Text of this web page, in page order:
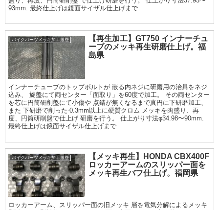
93mm. 最終仕上げは鏡面サイザル仕上げまで
バイクパーツメッキ加工履歴
【再生加工】GT750 インナーチュ
ーブのメッキ再生研磨仕上げ。福
島県
インナーチューブのトップボルトが 嵌る内ネジに研磨用の治具をネジ
込み、 旋盤にて両センター「面取り」を60度で加工。 その両センター
を芯に円筒研削盤にて小傷や 点錆が無くなるまで真円に下研磨加工、
また 下研磨で削った-0.3mm以上に硬質クロム メッキを肉盛り、再
度、円筒研削盤で仕上げ 研磨を行う。 仕上がり寸法φ34.98〜90mm.
最終仕上げは鏡面サイザル仕上げまで
バイクパーツメッキ加工履歴
【メッキ再生】HONDA CBX400F
ロッカーアームのスリッパー面を
メッキ再生バフ仕上げ。福岡県
ロッカーアーム、スリッパー面の旧メッキ 層を電気分解によるメッキ